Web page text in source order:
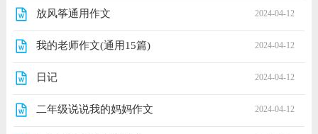
放风筝通用作文 2024-04-12
我的老师作文(通用15篇) 2024-04-12
日记 2024-04-12
二年级说说我的妈妈作文 2024-04-12